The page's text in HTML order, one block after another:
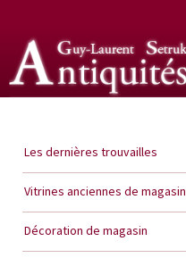
Les dernières trouvailles
Vitrines anciennes de magasin
Décoration de magasin